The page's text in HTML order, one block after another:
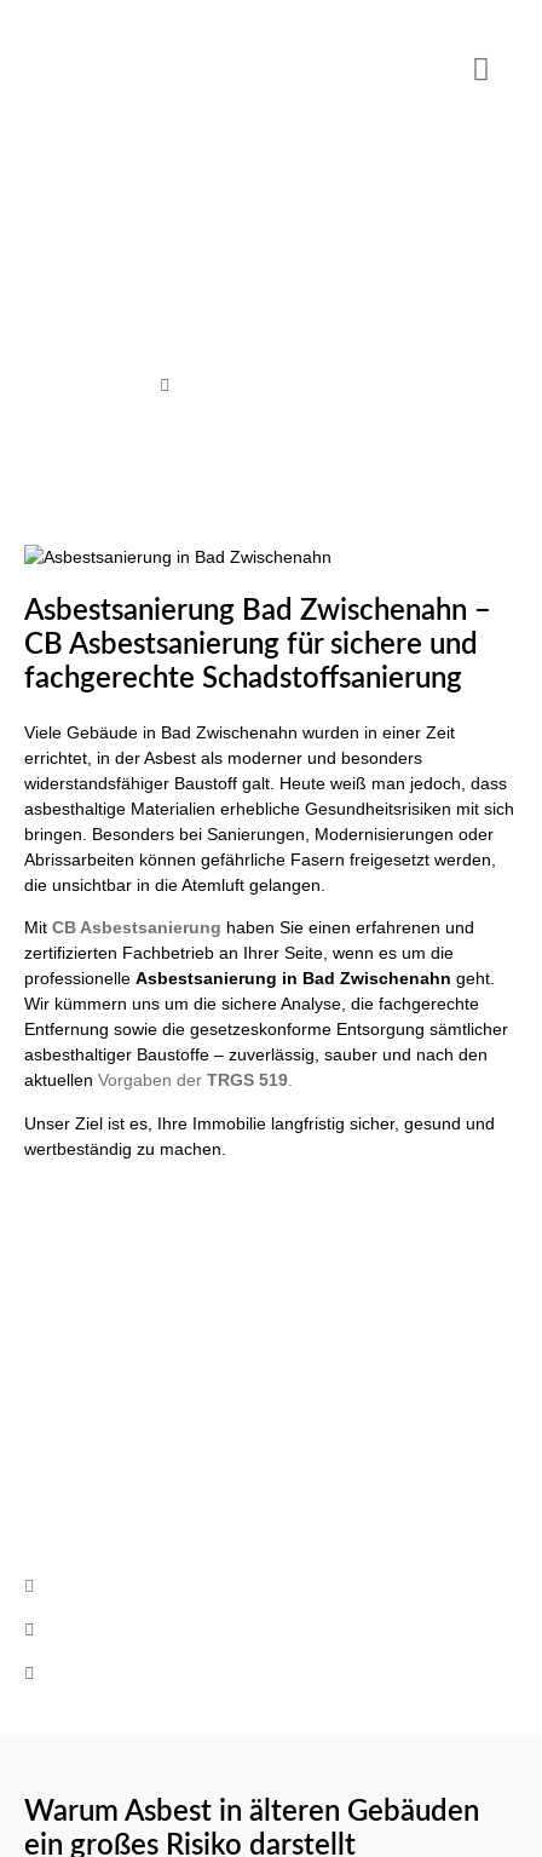
Asbestsanierung Bad Zwischenahn –
CB Asbestsanierung für sichere und
fachgerechte Schadstoffsanierung
Viele Gebäude in Bad Zwischenahn wurden in einer Zeit
errichtet, in der Asbest als moderner und besonders
widerstandsfähiger Baustoff galt. Heute weiß man jedoch, dass
asbesthaltige Materialien erhebliche Gesundheitsrisiken mit sich
bringen. Besonders bei Sanierungen, Modernisierungen oder
Abrissarbeiten können gefährliche Fasern freigesetzt werden,
die unsichtbar in die Atemluft gelangen.
Mit CB Asbestsanierung haben Sie einen erfahrenen und
zertifizierten Fachbetrieb an Ihrer Seite, wenn es um die
professionelle Asbestsanierung in Bad Zwischenahn geht.
Wir kümmern uns um die sichere Analyse, die fachgerechte
Entfernung sowie die gesetzeskonforme Entsorgung sämtlicher
asbesthaltiger Baustoffe – zuverlässig, sauber und nach den
aktuellen Vorgaben der TRGS 519
Unser Ziel ist es, Ihre Immobilie langfristig sicher, gesund und
wertbeständig zu machen.
Warum Asbest in älteren Gebäuden
ein großes Risiko darstellt